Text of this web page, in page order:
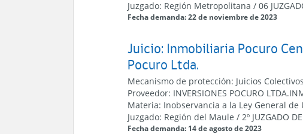
Juzgado: Región Metropolitana /06
Fecha demanda: 22 de noviembre de 2023
Juicio: Inmobiliaria Pocuro
Pocuro Ltda.
Mecanismo de protección: Juicios Colectivos
Proveedor: INVERSIONES POCURO LTDA.
Materia: Inobservancia a la Ley General
Juzgado: Región del Maule /2º JUZGADO
Fecha demanda: 14 de agosto de 2023